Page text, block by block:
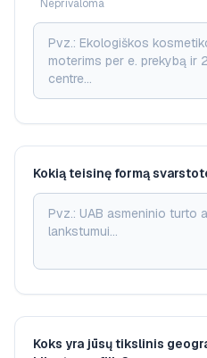
Neprivaloma
Kokią teisinę formą
Koks yra jūsų tikslinis